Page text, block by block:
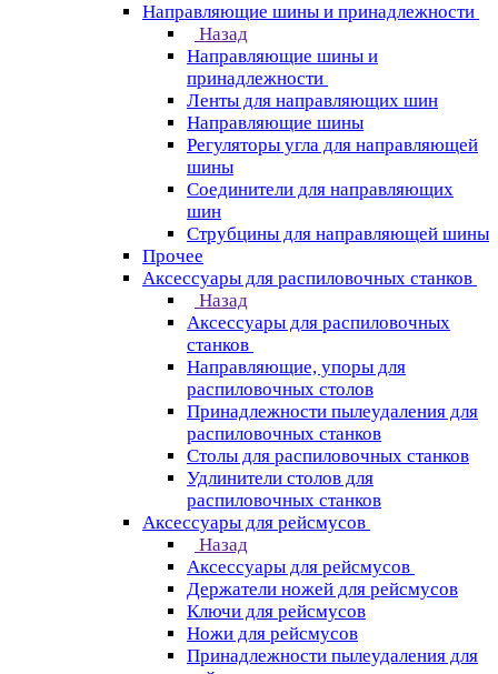
Направляющие шины и принадлежности
Назад
Направляющие шины и
принадлежности
Ленты для направляющих шин
Направляющие шины
Регуляторы угла для направляющей
шины
Соединители для направляющих
шин
Струбцины для направляющей шины
Прочее
Аксессуары для распиловочных станков
Назад
Аксессуары для распиловочных
станков
Направляющие, упоры для
распиловочных столов
Принадлежности пылеудаления для
распиловочных станков
Столы для распиловочных станков
Удлинители столов для
распиловочных станков
Аксессуары для рейсмусов
Назад
Аксессуары для рейсмусов
Держатели ножей для рейсмусов
Ключи для рейсмусов
Ножи для рейсмусов
Принадлежности пылеудаления для